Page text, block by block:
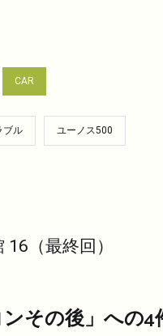
CAR
ブル ユーノス500
（最終回）
その後」への4